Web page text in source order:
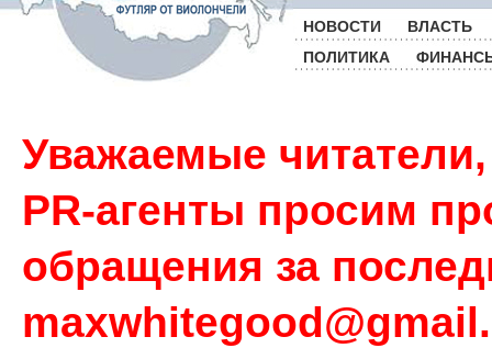
НОВОСТИ
ВЛАСТЬ
ПОЛИТИКА
Уважаемые
PR-агенты просим
обращения за